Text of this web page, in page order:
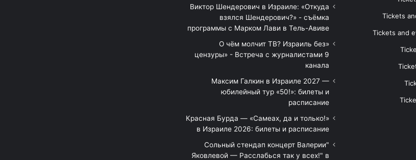
Tickets
Tickets and
Виктор Шендерович в Израиле: «Откуда
взялся Шендерович?» - съёмка
программы с Марком Лави в Тель-Авиве
«О чём молчит ТВ? Израиль без
цензуры» - Встреча с журналистами 9
канала
Максим Галкин в Израиле 2027 —
юбилейный тур «50!»: билеты и
расписание
Красная Бурда — «Самеах, да и только!»
в Израиле 2026: билеты и расписание
"Сольный стендап концерт Валерии
Яковлевой — Расслабься так у всех!" в